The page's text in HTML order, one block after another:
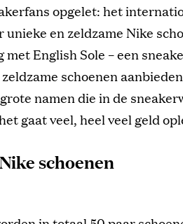
opgelet: het
unieke en zeldzame Nike
met English Sole – een
schoenen
namen die in de
gaat veel, heel veel geld
schoenen